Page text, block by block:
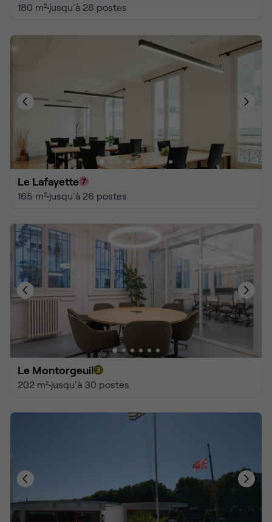
180 m²•jusqu'à 28 postes
Le Lafayette
165 m²•jusqu'à 26 postes
Le Montorgeuil
202 m²•jusqu'à 30 postes